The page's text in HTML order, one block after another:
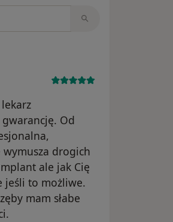
Od
drogich
ale jak Cię
jeśli to możliwe.
mam słabe